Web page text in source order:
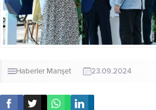
Haberler Manşet 23.09.2024